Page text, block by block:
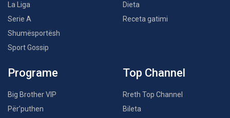
La Liga
Serie A
Shumësportësh
Sport Gossip
Dieta
Receta gatimi
Programe
Big Brother VIP
Për’puthen
Top Channel
Rreth Top Channel
Bileta